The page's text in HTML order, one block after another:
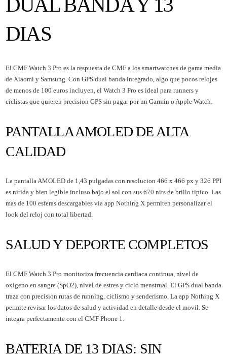
DIAS
El CMF Watch 3 Pro es la respuesta de CMF a los smartwatches de gama media
de Xiaomi y Samsung. Con GPS dual banda integrado, algo que pocos relojes
de menos de 100 euros incluyen, el Watch 3 Pro es ideal para runners y
ciclistas que quieren precision GPS sin pagar por un Garmin o Apple Watch.
PANTALLA AMOLED DE ALTA
CALIDAD
La pantalla AMOLED de 1,43 pulgadas con resolucion 466 x 466 px y 326 PPI
es nitida y bien legible incluso bajo el sol con sus 670 nits de brillo tipico. Las
mas de 100 esferas descargables via app Nothing X permiten personalizar el
look del reloj con total libertad.
SALUD Y DEPORTE COMPLETOS
El CMF Watch 3 Pro monitoriza frecuencia cardiaca continua, nivel de
oxigeno en sangre (SpO2), nivel de estres y ciclo menstrual. El GPS dual banda
traza con precision rutas de running, ciclismo y senderismo. La app Nothing X
permite revisar los datos de salud y actividad en detalle desde el movil. Se
integra perfectamente con el CMF Phone 1
BATERIA DE 13 DIAS: SIN